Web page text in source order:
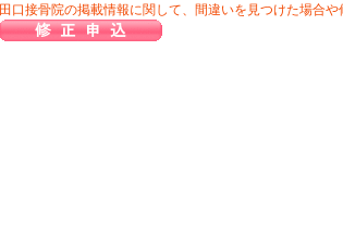
田口接骨院の掲載情報に関して、間違いを見つけた場合